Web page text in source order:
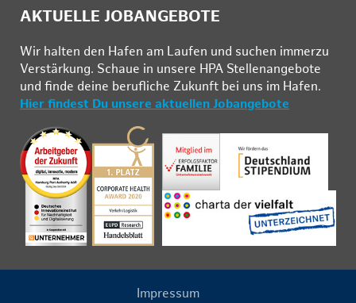
AKTUELLE JOBANGEBOTE
Wir hal­ten den Ha­fen am Lau­fen und su­chen im­mer­zu
Ver­stär­kung. Schau­e in un­se­re HPA Stel­len­an­ge­bo­te
und fin­de deine be­ruf­li­che Zu­kunft bei uns im Ha­fen.
Hier findest Du unsere aktuellen Jobangebote
Impressum